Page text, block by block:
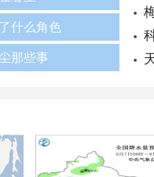
什么角色
那些事